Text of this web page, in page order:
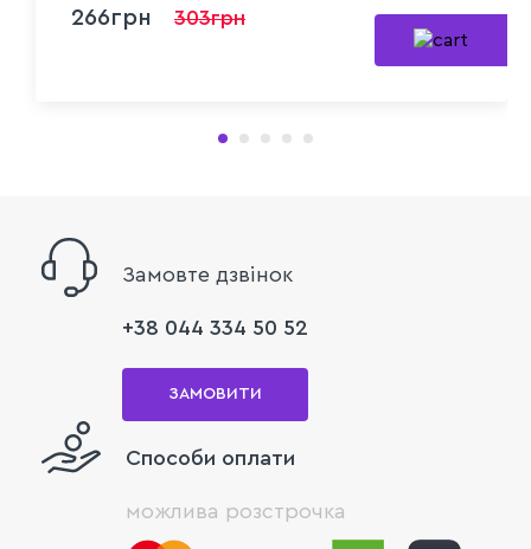
266грн 303грн
Замовте дзвінок
+38 044 334 50 52
ЗАМОВИТИ
Способи оплати
можлива розстрочка